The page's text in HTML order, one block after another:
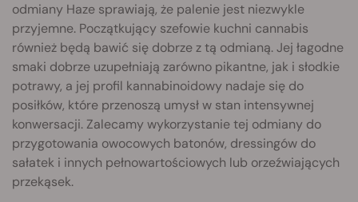
odmiany Haze sprawiają, że palenie jest niezwykle
przyjemne. Początkujący szefowie kuchni cannabis
również będą bawić się dobrze z tą odmianą. Jej łagodne
smaki dobrze uzupełniają zarówno pikantne, jak i słodkie
potrawy, a jej profil kannabinoidowy nadaje się do
posiłków, które przenoszą umysł w stan intensywnej
konwersacji. Zalecamy wykorzystanie tej odmiany do
przygotowania owocowych batonów, dressingów do
sałatek i innych pełnowartościowych lub orzeźwiających
przekąsek.